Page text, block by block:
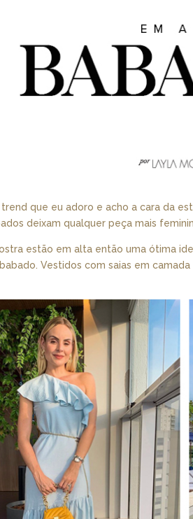
que eu adoro e acho a cara da
deixam qualquer peça mais
estão em alta então uma ótima
Vestidos com saias em